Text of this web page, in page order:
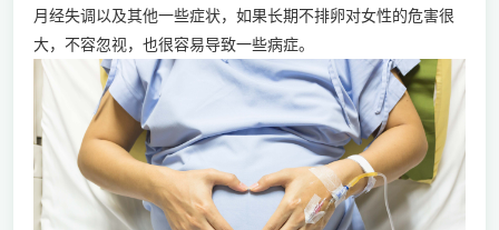
月经失调以及其他一些症状，如果长期不排卵对女性的危害很
大，不容忽视，也很容易导致一些病症。